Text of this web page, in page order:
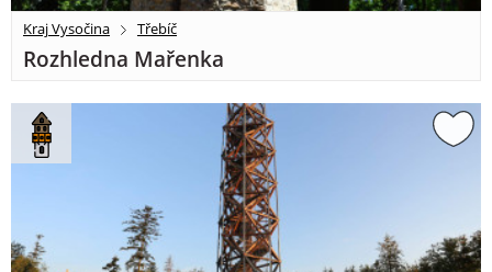
Kraj Vysočina Třebíč
Rozhledna Mařenka